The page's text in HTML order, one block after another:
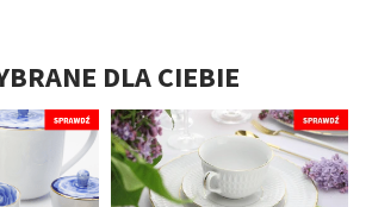
DLA CIEBIE